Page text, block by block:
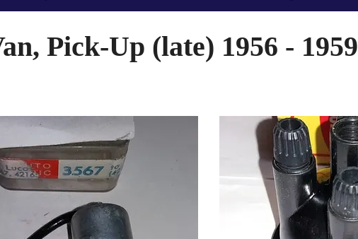
Pick-Up (late) 1956 - 1959